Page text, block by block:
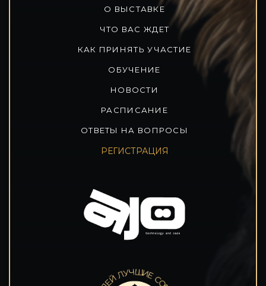
О ВЫСТАВКЕ
ЧТО ВАС ЖДЕТ
КАК ПРИНЯТЬ УЧАСТИЕ
ОБУЧЕНИЕ
НОВОСТИ
РАСПИСАНИЕ
ОТВЕТЫ НА ВОПРОСЫ
РЕГИСТРАЦИЯ